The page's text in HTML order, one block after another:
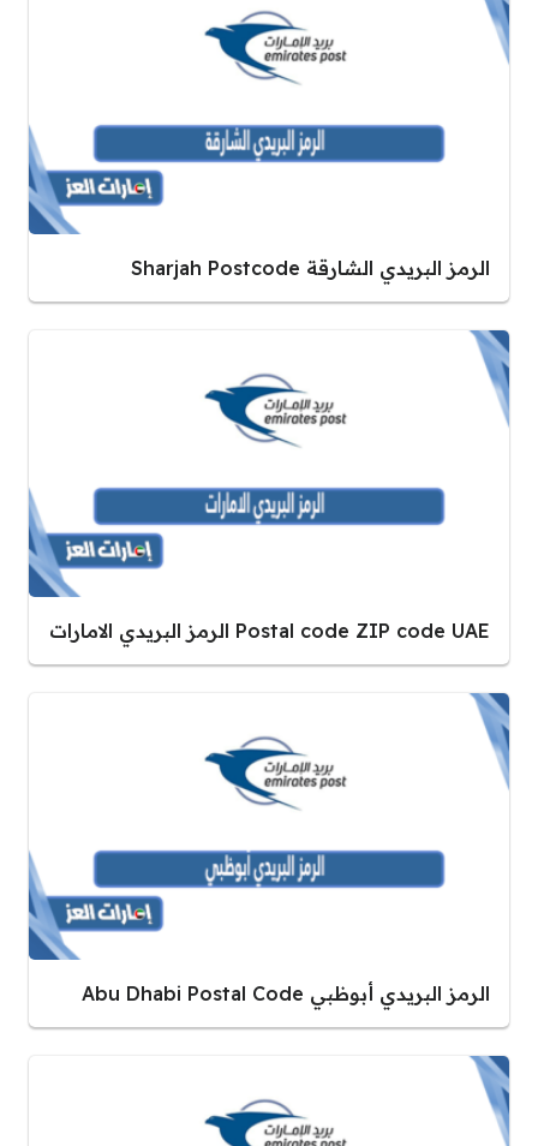
الرمز البريدي الشارقة Sharjah Postcode
Postal code ZIP code UAE الرمز البريدي الامارات
الرمز البريدي أبوظبي Abu Dhabi Postal Code